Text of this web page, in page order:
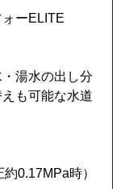
ーELITE
湯水の出し分
も可能な水道
0.17MPa時）